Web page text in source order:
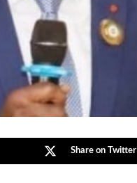
Share on Twitter